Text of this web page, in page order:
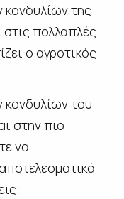
κονδυλίων της
πολλαπλές
ο αγροτικός
κονδυλίων του
στην πιο
να